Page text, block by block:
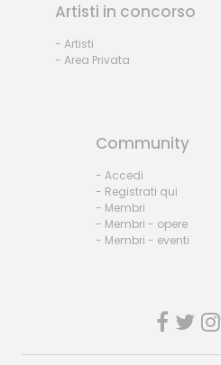
Artisti in concorso
- Artisti
- Area Privata
Community
- Accedi
- Registrati qui
- Membri
- Membri - opere
- Membri - eventi